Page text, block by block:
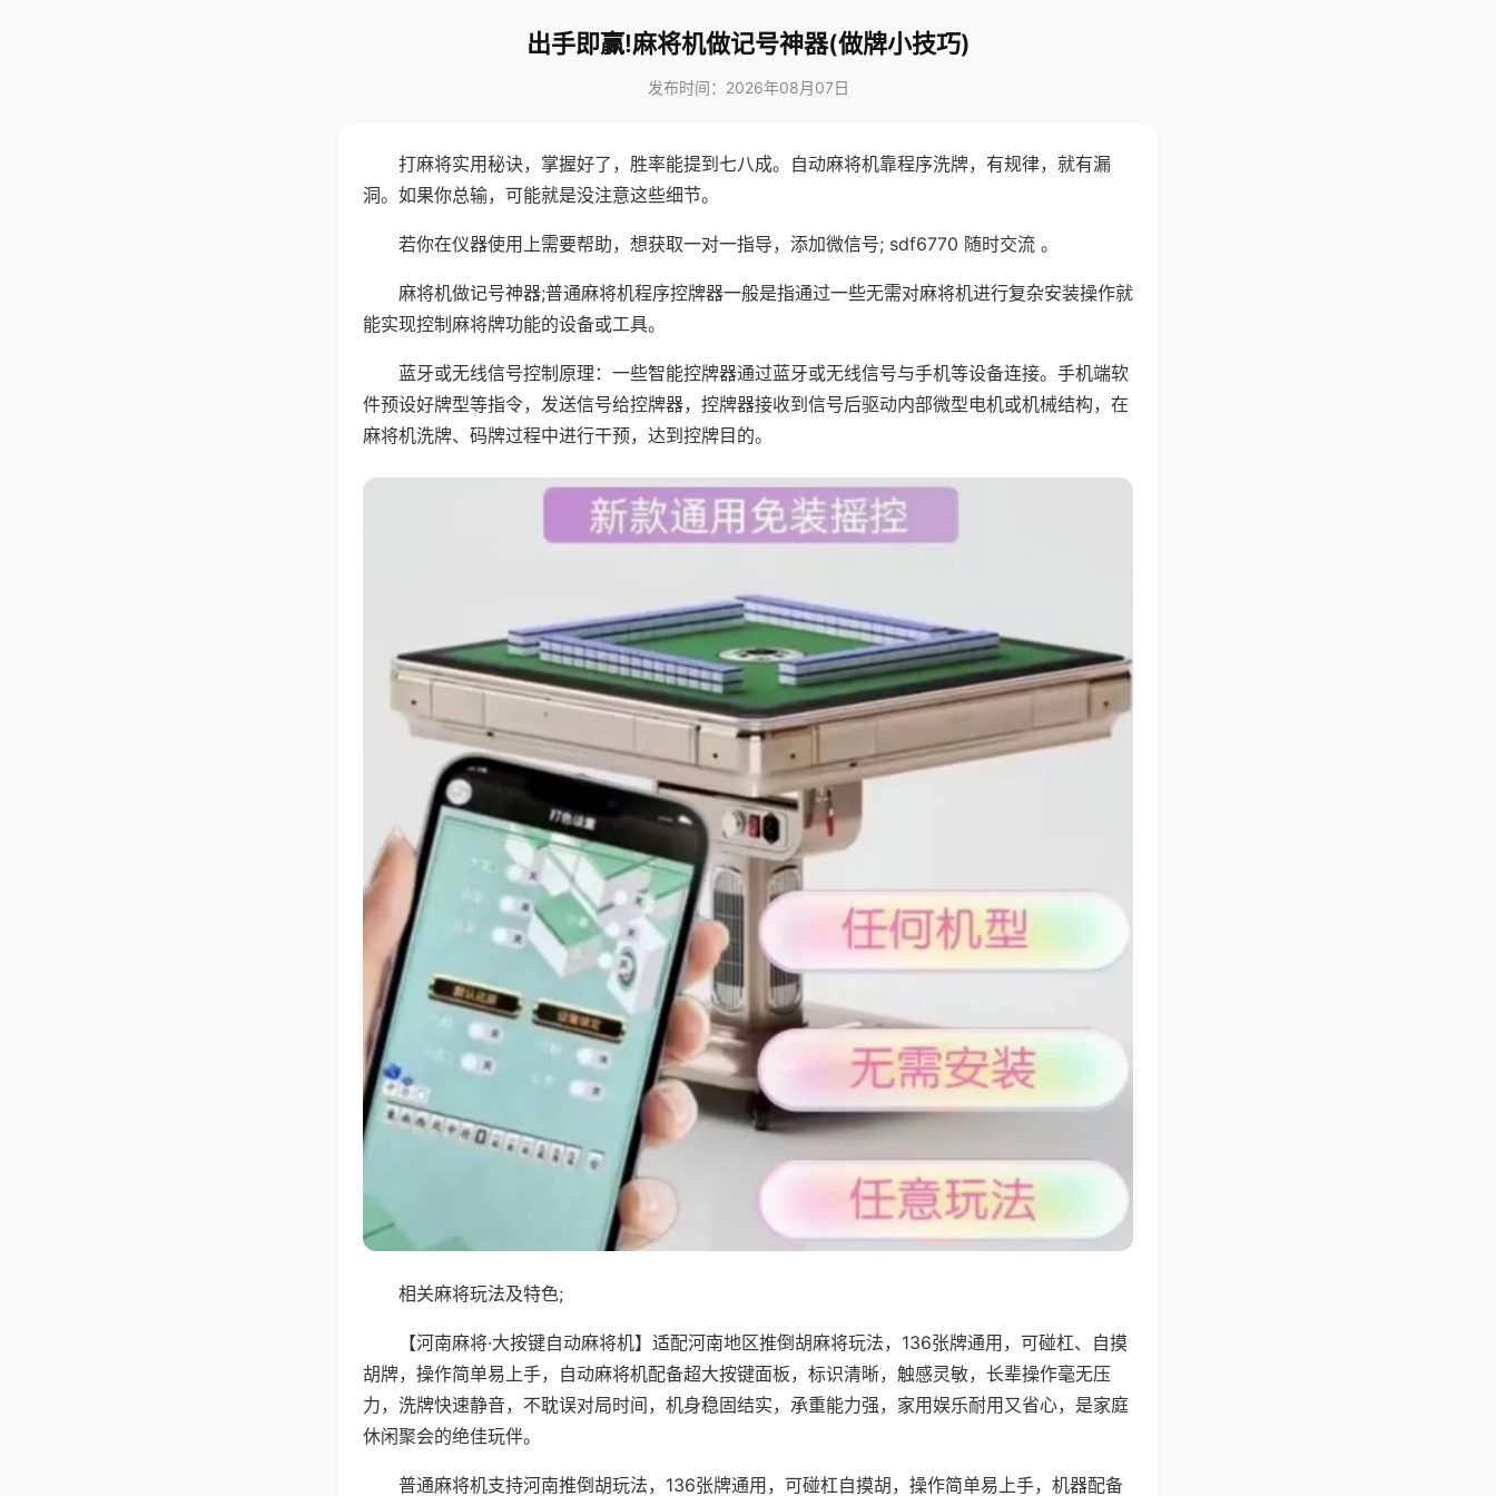
出手即赢!麻将机做记号神器(做牌小技巧)
发布时间：2026年08月07日
打麻将实用秘诀，掌握好了，胜率能提到七八成。自动麻将机靠程序洗牌，有规律，就有漏
洞。如果你总输，可能就是没注意这些细节。
若你在仪器使用上需要帮助，想获取一对一指导，添加微信号; sdf6770 随时交流 。
麻将机做记号神器;普通麻将机程序控牌器一般是指通过一些无需对麻将机进行复杂安装操作就
能实现控制麻将牌功能的设备或工具。
蓝牙或无线信号控制原理：一些智能控牌器通过蓝牙或无线信号与手机等设备连接。手机端软
件预设好牌型等指令，发送信号给控牌器，控牌器接收到信号后驱动内部微型电机或机械结构，在
麻将机洗牌、码牌过程中进行干预，达到控牌目的。
相关麻将玩法及特色;
【河南麻将·大按键自动麻将机】适配河南地区推倒胡麻将玩法，136张牌通用，可碰杠、自摸
胡牌，操作简单易上手，自动麻将机配备超大按键面板，标识清晰，触感灵敏，长辈操作毫无压
力，洗牌快速静音，不耽误对局时间，机身稳固结实，承重能力强，家用娱乐耐用又省心，是家庭
休闲聚会的绝佳玩伴。
普通麻将机支持河南推倒胡玩法，136张牌通用，可碰杠自摸胡，操作简单易上手，机器配备